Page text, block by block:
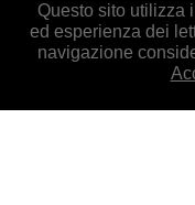
Questo sito utilizza
ed esperienza dei
navigazione